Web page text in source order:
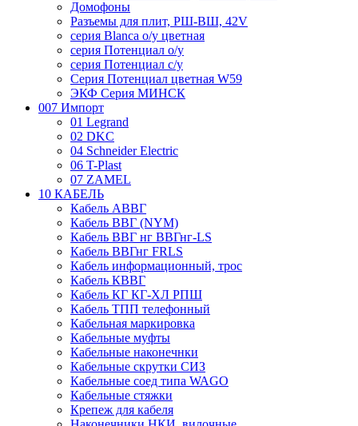
Домофоны
Разъемы для плит, РШ-ВШ, 42V
серия Blanca о/у цветная
серия Потенциал о/у
серия Потенциал с/у
Серия Потенциал цветная W59
ЭКФ Серия МИНСК
007 Импорт
01 Legrand
02 DKC
04 Schneider Electric
06 T-Plast
07 ZAMEL
10 КАБЕЛЬ
Кабель АВВГ
Кабель ВВГ (NYM)
Кабель ВВГ нг ВВГнг-LS
Кабель ВВГнг FRLS
Кабель информационный, трос
Кабель КВВГ
Кабель КГ КГ-ХЛ РПШ
Кабель ТПП телефонный
Кабельная маркировка
Кабельные муфты
Кабельные наконечнки
Кабельные скрутки СИЗ
Кабельные соед типа WAGO
Кабельные стяжки
Крепеж для кабеля